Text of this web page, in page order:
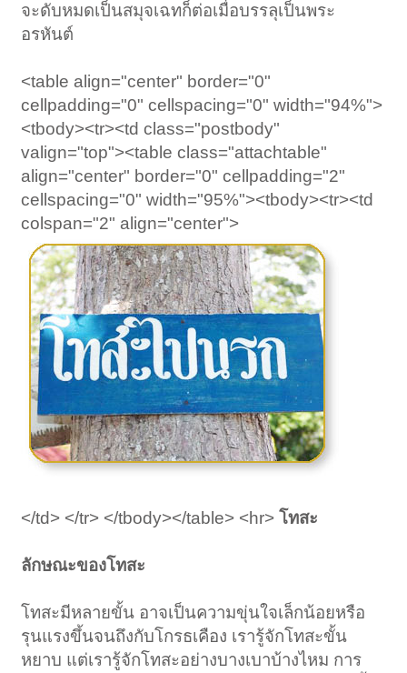
จะดับหมดเป็นสมุจเฉทก็ต่อเมื่อบรรลุเป็นพระ
อรหันต์
<table align="center" border="0"
cellpadding="0" cellspacing="0" width="94%">
<tbody><tr><td class="postbody"
valign="top"><table class="attachtable"
align="center" border="0" cellpadding="2"
cellspacing="0" width="95%"><tbody><tr><td
colspan="2" align="center">
</td> </tr> </tbody></table> <hr>โทสะ
ลักษณะของโทสะ
โทสะมีหลายขั้น อาจเป็นความขุ่นใจเล็กน้อยหรือ
รุนแรงขึ้นจนถึงกับโกรธเคือง เรารู้จักโทสะขั้น
หยาบ แต่เรารู้จักโทสะอย่างบางเบาบ้างไหม การ